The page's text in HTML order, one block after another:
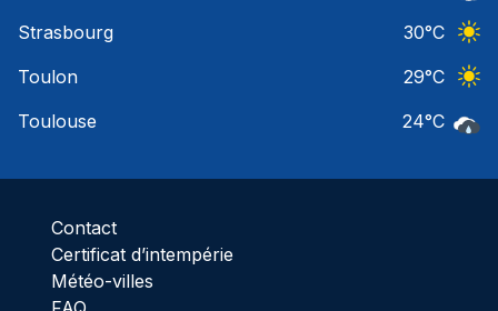
Strasbourg
30°C
Toulon
29°C
Toulouse
24°C
Contact
Certificat d’intempérie
Météo-villes